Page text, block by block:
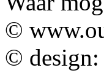
©
© design: